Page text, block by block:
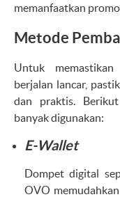
memanfaatkan
Metode
Untuk
berjalan lancar,
dan praktis.
banyak digunakan:
E-Wallet
Dompet digital
OVO